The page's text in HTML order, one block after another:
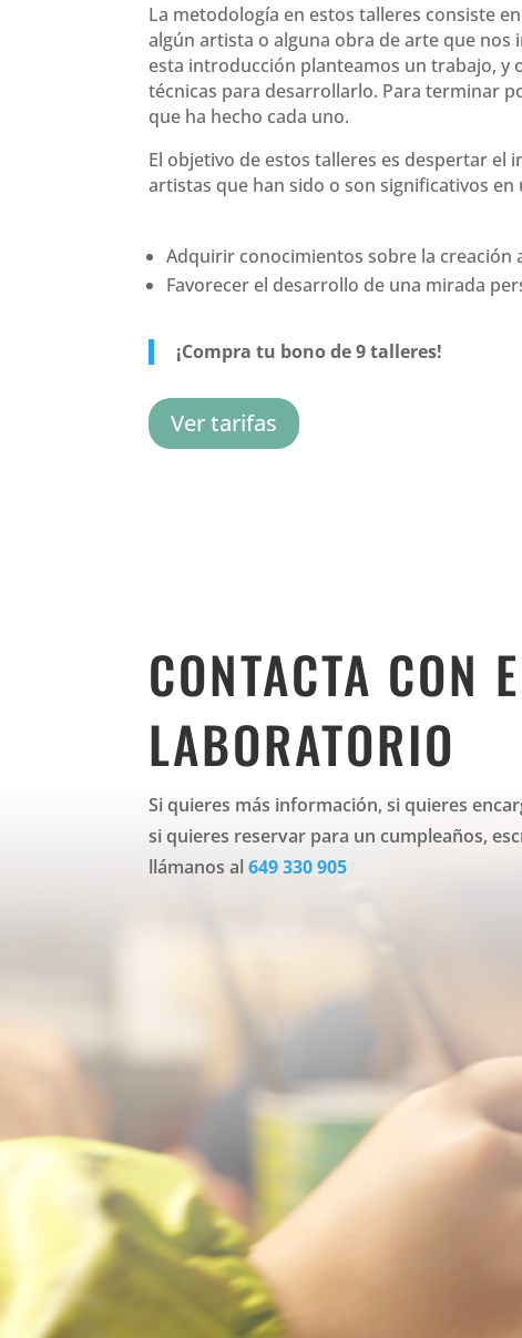
La metodología en estos talleres consiste
algún artista o alguna obra de arte que nos
esta introducción planteamos un trabajo, y
técnicas para desarrollarlo. Para terminar
que ha hecho cada uno.
El objetivo de estos talleres es despertar el
artistas que han sido o son significativos
Adquirir conocimientos sobre la creación
Favorecer el desarrollo de una mirada
¡Compra tu bono de 9 talleres!
Ver tarifas
CONTACTA CON
LABORATORIO
Si quieres más información, si quieres
si quieres reservar para un cumpleaños,
llámanos al649 330 905